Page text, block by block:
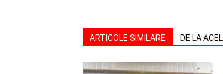
ARTICOLE SIMILARE DE LA